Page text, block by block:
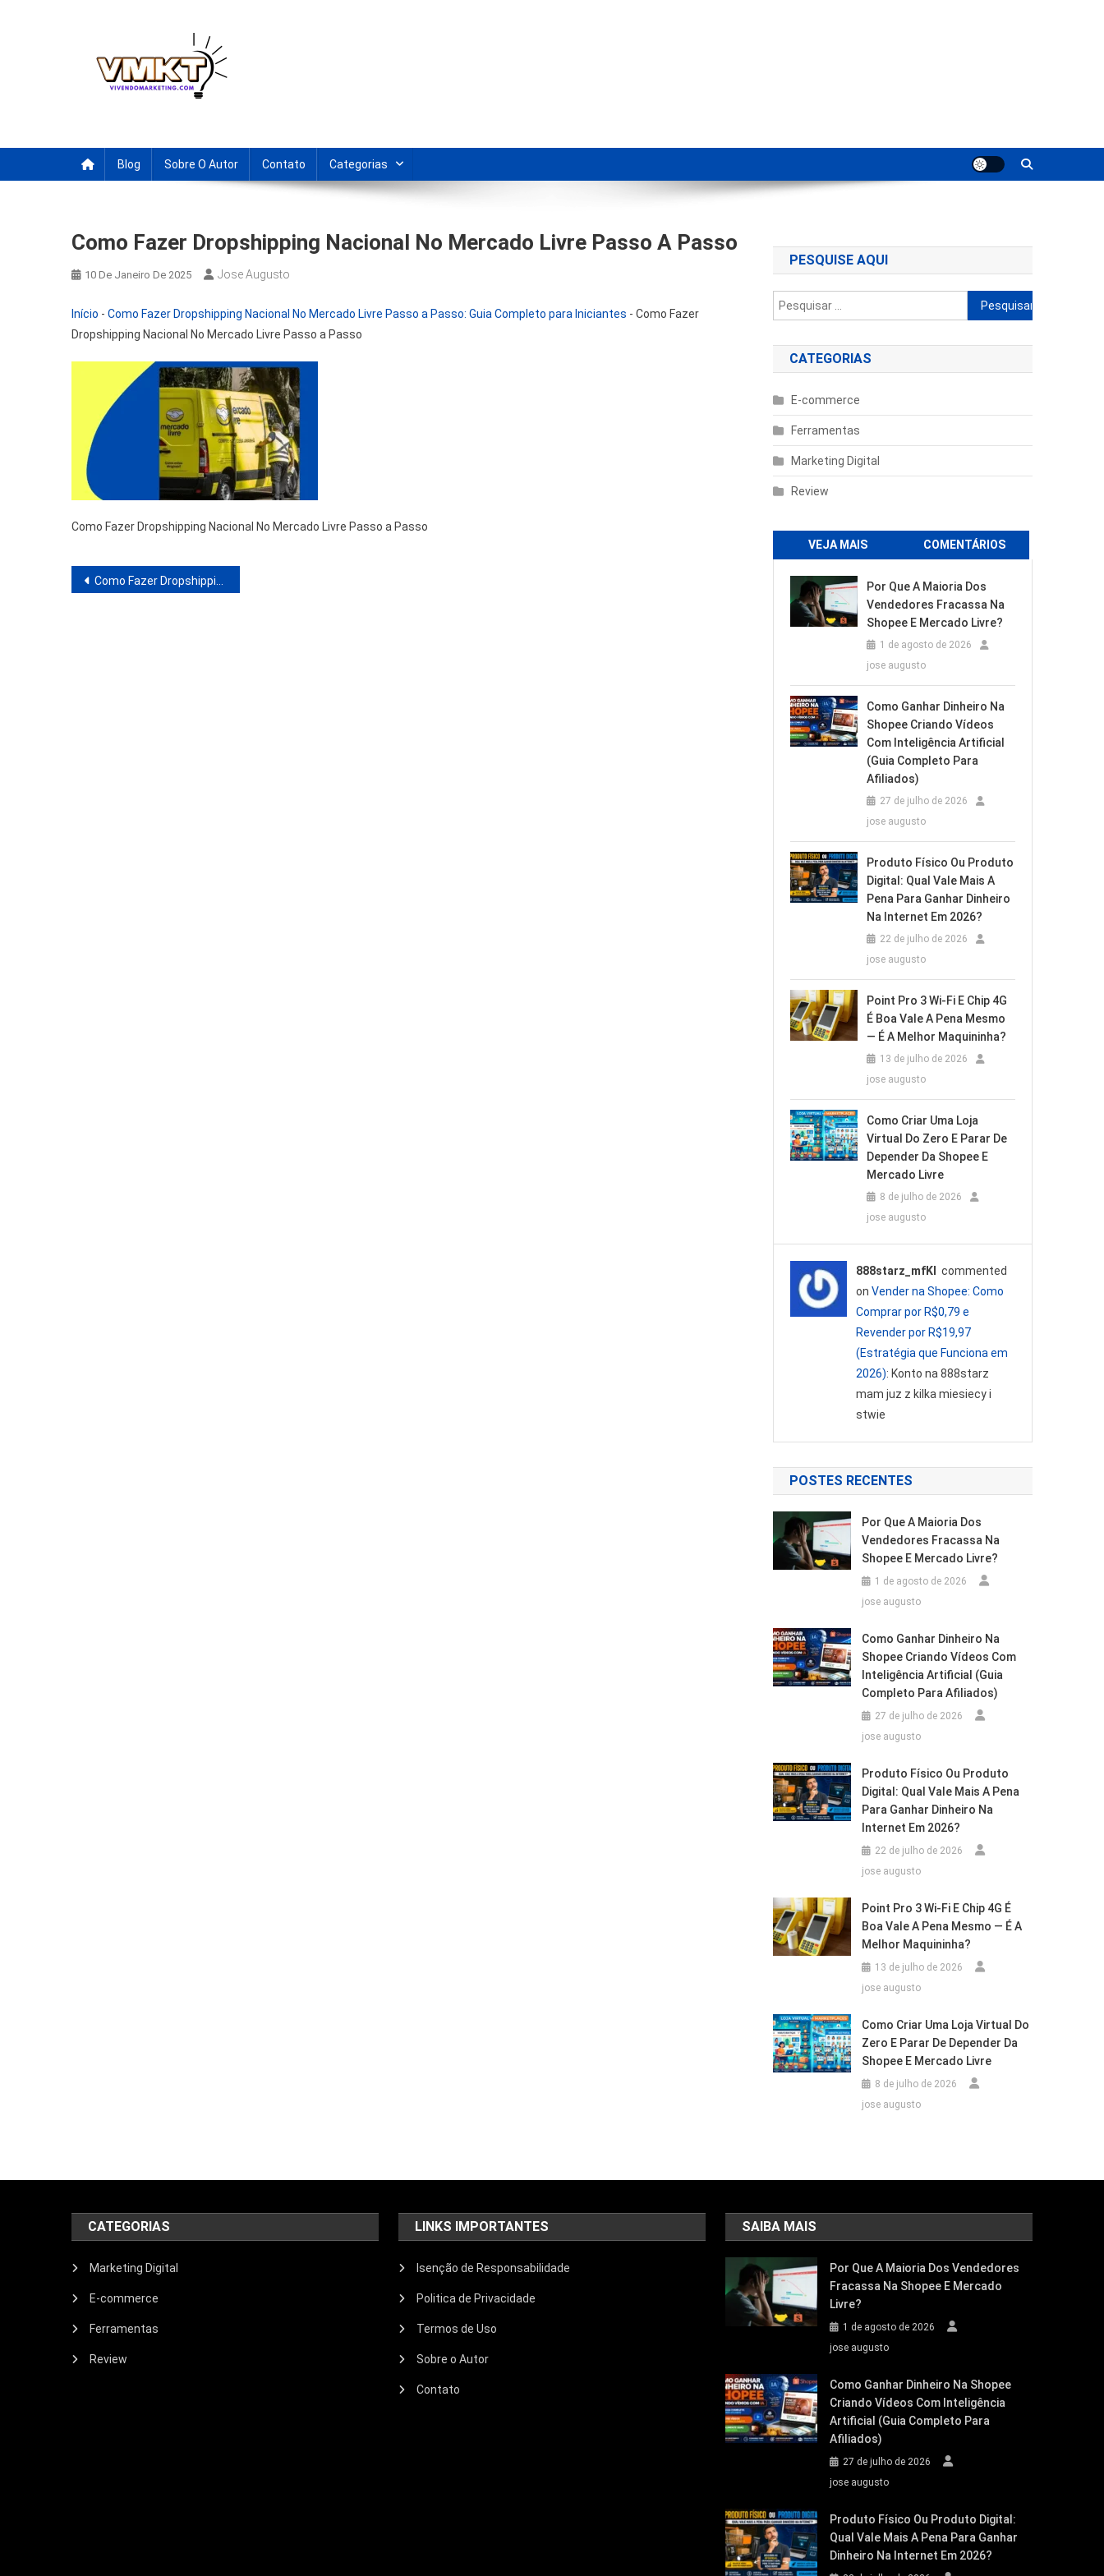
Blog Sobre O Autor Contato Categorias
Como Fazer Dropshipping Nacional No Mercado Livre Passo A Passo
10 De Janeiro De 2025 Jose Augusto
Início - Como Fazer Dropshipping Nacional No Mercado Livre Passo a Passo: Guia Completo para Iniciantes - Como Fazer
Dropshipping Nacional No Mercado Livre Passo a Passo
Como Fazer Dropshipping Nacional No Mercado Livre Passo a Passo
Navegação
Como Fazer Dropshipping Nacional No Mercado Livre Passo a Passo: Guia Completo para Iniciantes
PESQUISE AQUI
Pesquisar
por:
CATEGORIAS
E-commerce
Ferramentas
Marketing Digital
Review
VEJA MAIS COMENTÁRIOS
Por Que A Maioria Dos
Vendedores Fracassa Na
Shopee E Mercado Livre?
1 de agosto de 2026
jose augusto
Como Ganhar Dinheiro Na
Shopee Criando Vídeos
Com Inteligência Artificial
(Guia Completo Para
Afiliados)
27 de julho de 2026
jose augusto
Produto Físico Ou Produto
Digital: Qual Vale Mais A
Pena Para Ganhar Dinheiro
Na Internet Em 2026?
22 de julho de 2026
jose augusto
Point Pro 3 Wi‑Fi E Chip 4G
É Boa Vale A Pena Mesmo
— É A Melhor Maquininha?
13 de julho de 2026
jose augusto
Como Criar Uma Loja
Virtual Do Zero E Parar De
Depender Da Shopee E
Mercado Livre
8 de julho de 2026
jose augusto
888starz_mfKl
commented
on Vender na Shopee: Como
Comprar por R$0,79 e
Revender por R$19,97
(Estratégia que Funciona em
2026): Konto na 888starz
mam juz z kilka miesiecy i
stwie
POSTES RECENTES
Por Que A Maioria Dos
Vendedores Fracassa Na
Shopee E Mercado Livre?
1 de agosto de 2026
jose augusto
Como Ganhar Dinheiro Na
Shopee Criando Vídeos Com
Inteligência Artificial (Guia
Completo Para Afiliados)
27 de julho de 2026
jose augusto
Produto Físico Ou Produto
Digital: Qual Vale Mais A Pena
Para Ganhar Dinheiro Na
Internet Em 2026?
22 de julho de 2026
jose augusto
Point Pro 3 Wi‑Fi E Chip 4G É
Boa Vale A Pena Mesmo — É A
Melhor Maquininha?
13 de julho de 2026
jose augusto
Como Criar Uma Loja Virtual Do
Zero E Parar De Depender Da
Shopee E Mercado Livre
8 de julho de 2026
jose augusto
CATEGORIAS
Marketing Digital
E-commerce
Ferramentas
Review
LINKS IMPORTANTES
Isenção de Responsabilidade
Politica de Privacidade
Termos de Uso
Sobre o Autor
Contato
SAIBA MAIS
Por Que A Maioria Dos Vendedores
Fracassa Na Shopee E Mercado
Livre?
1 de agosto de 2026
jose augusto
Como Ganhar Dinheiro Na Shopee
Criando Vídeos Com Inteligência
Artificial (Guia Completo Para
Afiliados)
27 de julho de 2026
jose augusto
Produto Físico Ou Produto Digital:
Qual Vale Mais A Pena Para Ganhar
Dinheiro Na Internet Em 2026?